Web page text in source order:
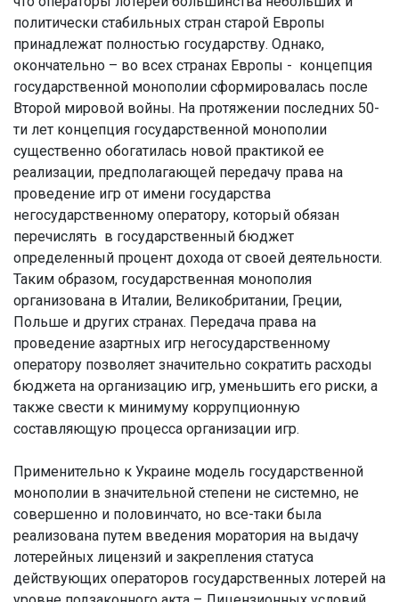
политически стабильных стран старой Европы
принадлежат полностью государству. Однако,
окончательно – во всех странах Европы - концепция
государственной монополии сформировалась после
Второй мировой войны. На протяжении последних 50-
ти лет концепция государственной монополии
существенно обогатилась новой практикой ее
реализации, предполагающей передачу права на
проведение игр от имени государства
негосударственному оператору, который обязан
перечислять в государственный бюджет
определенный процент дохода от своей деятельности.
Таким образом, государственная монополия
организована в Италии, Великобритании, Греции,
Польше и других странах. Передача права на
проведение азартных игр негосударственному
оператору позволяет значительно сократить расходы
бюджета на организацию игр, уменьшить его риски, а
также свести к минимуму коррупционную
составляющую процесса организации игр.
Применительно к Украине модель государственной
монополии в значительной степени не системно, не
совершенно и половинчато, но все-таки была
реализована путем введения моратория на выдачу
лотерейных лицензий и закрепления статуса
действующих операторов государственных лотерей на